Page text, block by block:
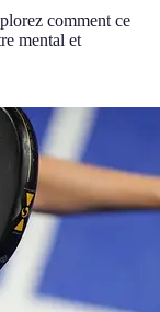
comment ce
mental et